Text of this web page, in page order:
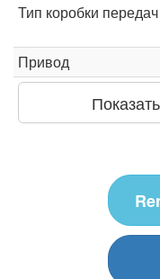
Тип коробки передач
Привод